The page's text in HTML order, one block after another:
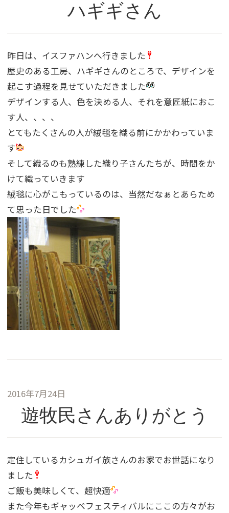
ハギギさん
昨日は、イスファハンへ行きました
歴史のある工房、ハギギさんのところで、デザインを
起こす過程を見せていただきました
デザインする人、色を決める人、それを意匠紙におこ
す人、、、、
とてもたくさんの人が絨毯を織る前にかかわっていま
す
そして織るのも熟練した織り子さんたちが、時間をか
けて織っていきます
絨毯に心がこもっているのは、当然だなぁとあらため
て思った日でした
2016年7月24日
遊牧民さんありがとう
定住しているカシュガイ族さんのお家でお世話になり
ました
ご飯も美味しくて、超快適
また今年もギャッベフェスティバルにここの方々がお